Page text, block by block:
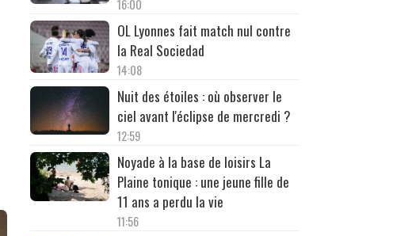
16:00
OL Lyonnes fait match nul contre
la Real Sociedad
14:08
Nuit des étoiles : où observer le
ciel avant l'éclipse de mercredi ?
12:59
Noyade à la base de loisirs La
Plaine tonique : une jeune fille de
11 ans a perdu la vie
11:56